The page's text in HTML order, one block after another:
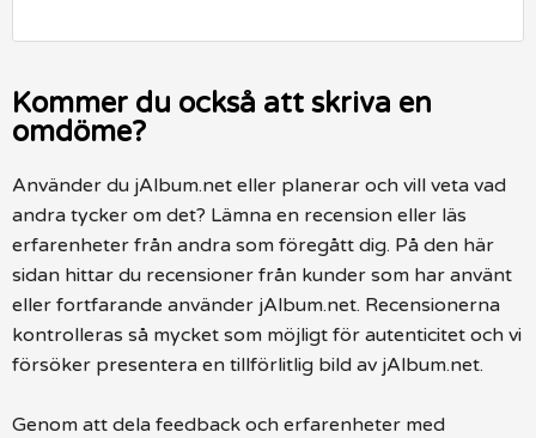
Kommer du också att skriva en
omdöme?
Använder du jAlbum.net eller planerar och vill veta vad
andra tycker om det? Lämna en recension eller läs
erfarenheter från andra som föregått dig. På den här
sidan hittar du recensioner från kunder som har använt
eller fortfarande använder jAlbum.net. Recensionerna
kontrolleras så mycket som möjligt för autenticitet och vi
försöker presentera en tillförlitlig bild av jAlbum.net.
Genom att dela feedback och erfarenheter med